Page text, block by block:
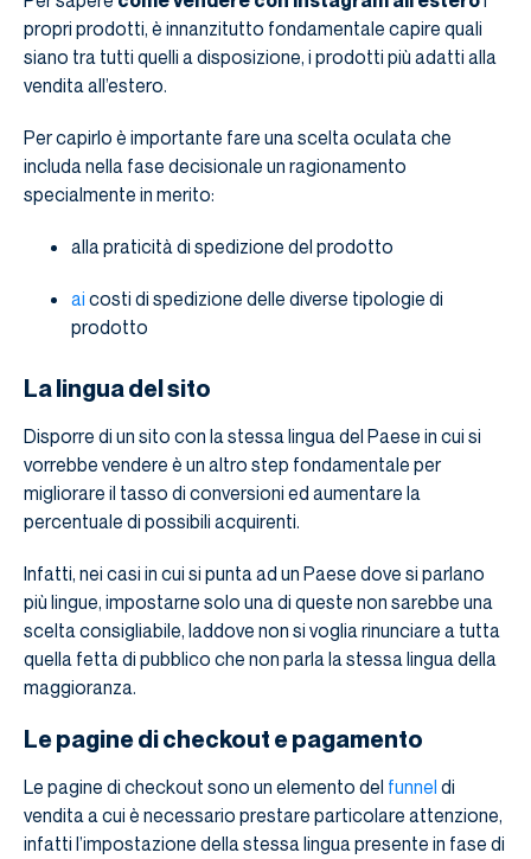
propri prodotti, è innanzitutto fondamentale capire quali
siano tra tutti quelli a disposizione, i prodotti più adatti alla
vendita all’estero.
Per capirlo è importante fare una scelta oculata che
includa nella fase decisionale un ragionamento
specialmente in merito:
alla praticità di spedizione del prodotto
ai costi di spedizione delle diverse tipologie di
prodotto
La lingua del sito
Disporre di un sito con la stessa lingua del Paese in cui si
vorrebbe vendere è un altro step fondamentale per
migliorare il tasso di conversioni ed aumentare la
percentuale di possibili acquirenti.
Infatti, nei casi in cui si punta ad un Paese dove si parlano
più lingue, impostarne solo una di queste non sarebbe una
scelta consigliabile, laddove non si voglia rinunciare a tutta
quella fetta di pubblico che non parla la stessa lingua della
maggioranza.
Le pagine di checkout e pagamento
Le pagine di checkout sono un elemento del funnel di
vendita a cui è necessario prestare particolare attenzione,
infatti l’impostazione della stessa lingua presente in fase di